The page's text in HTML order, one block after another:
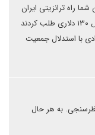
راه ترانزیتی ایران
را بستند رانندگان همشهری شما را زندانی و عوارض ۱۳۰ دلاری طلب کردند
با استدلال جمعیت
به هر حال